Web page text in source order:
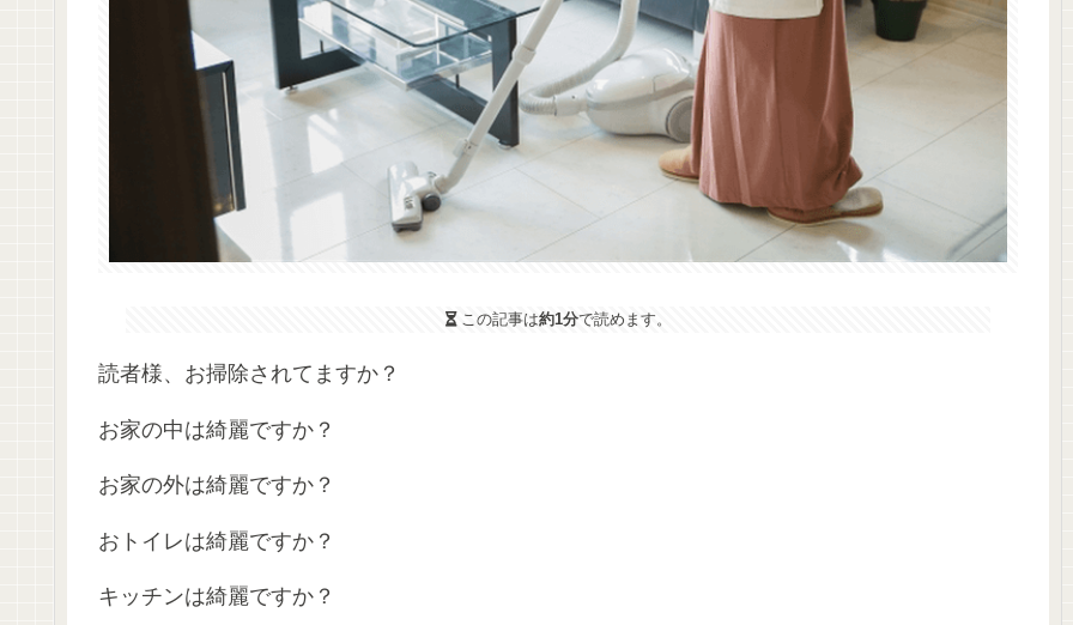
この記事は約1分で読めます。
読者様、お掃除されてますか？
お家の中は綺麗ですか？
お家の外は綺麗ですか？
おトイレは綺麗ですか？
キッチンは綺麗ですか？